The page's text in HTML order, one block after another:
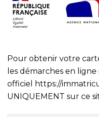
Pour obtenir votre
les démarches en ligne
officiel
https://
UNIQUEMENT sur ce